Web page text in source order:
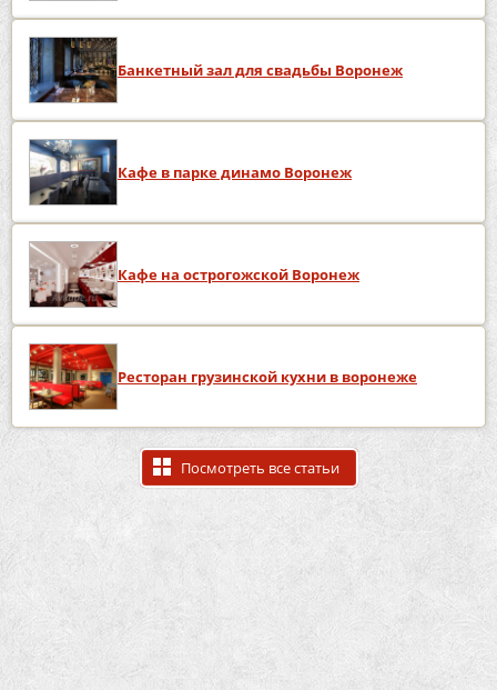
Банкетный зал для свадьбы Воронеж
Кафе в парке динамо Воронеж
Кафе на острогожской Воронеж
Ресторан грузинской кухни в воронеже
Посмотреть все статьи